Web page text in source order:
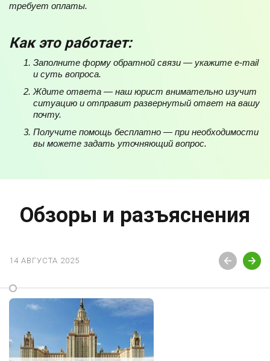
требует оплаты.
Как это работает:
Заполните форму обратной связи — укажите e-mail
и суть вопроса.
Ждите ответа — наш юрист внимательно изучит
ситуацию и отправит развернутый ответ на вашу
почту.
Получите помощь бесплатно — при необходимости
вы можете задать уточняющий вопрос.
Обзоры и разъяснения
14 АВГУСТА 2025